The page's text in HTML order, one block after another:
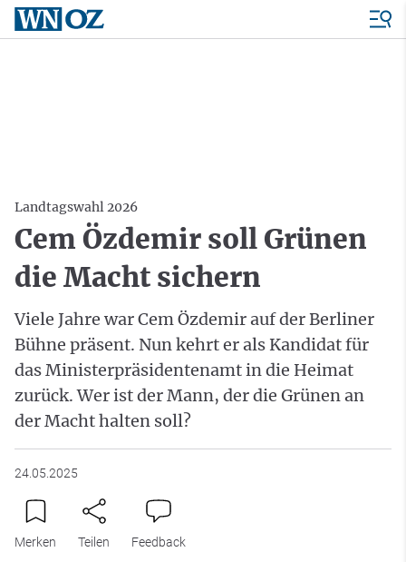
Landtagswahl 2026
Cem Özdemir soll Grünen
die Macht sichern
Viele Jahre war Cem Özdemir auf der Berliner
Bühne präsent. Nun kehrt er als Kandidat für
das Ministerpräsidentenamt in die Heimat
zurück. Wer ist der Mann, der die Grünen an
der Macht halten soll?
24.05.2025
Merken Teilen Feedback